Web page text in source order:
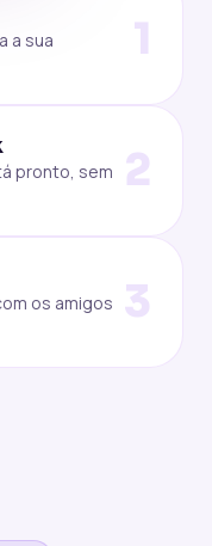
a sua
1
pronto, sem
2
os amigos 3